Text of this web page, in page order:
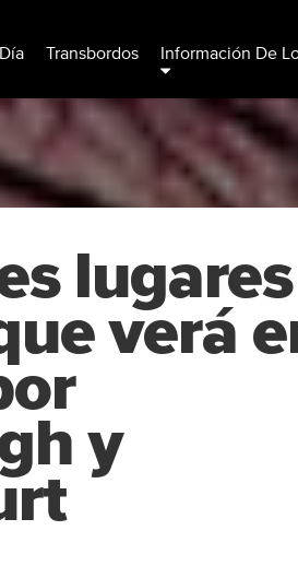
Transbordos Información De
verá
y